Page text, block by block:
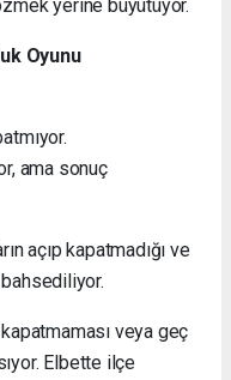
yerine büyütüyor.
Oyunu
ama sonuç
açıp kapatmadığı ve
veya geç
Elbette ilçe